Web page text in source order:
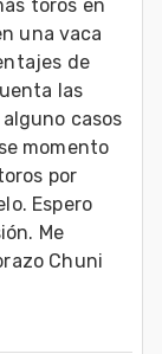
toros en
una vaca
de
las
casos
momento
por
Espero
Me
Chuni